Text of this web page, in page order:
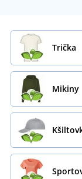
Trička
Mikiny